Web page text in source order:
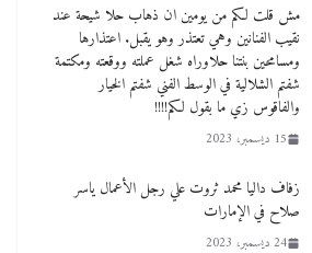
مش قلت لكم من يومين ان ذهاب حلا شيحة عند
نقيب الفنانين وهي تعتذر وهو يقبل. اعتذارها
ومسامحين بنتنا حلاوراه شغل عملته ووقعته ومكتمة
شفتم الشلالية في الوسط الفني شفتم الخيار
والفاقوس زي ما بقول لكم!!!!
15 ديسمبر، 2023
زفاف داليا محمد ثروت علي رجل الأعمال ياسر
صلاح في الإمارات
24 ديسمبر، 2023